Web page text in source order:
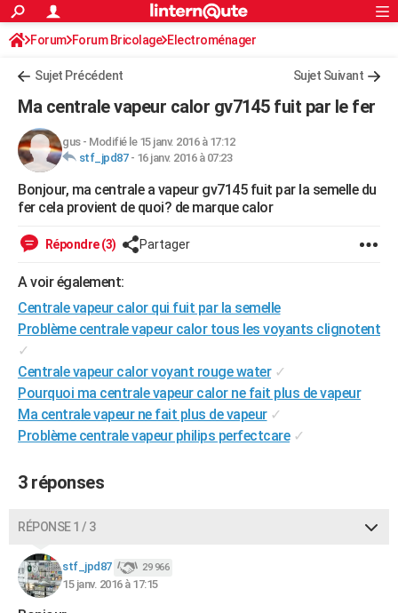
ACTUALITÉS
Politique
Société
Faits Divers
Education
Monde
Villes
+
FINANCE
Retraite
Impôts
Epargne
Immobilier
Risques naturels par ville
Banque
Assurance
Crédit
AUTO
Essais
Réserver un essai
Citadines
Berlines
SUV
Forum auto
+HIGH-TECH
Mobiles
Meilleur smartphone
Internet
Ordinateurs
Jeux vidéo
Guide high-tech
BRICOLAGE
WEEK-END
Guides de France
Escapades
Patrimoine
Expositions
Musées
Week-end nature
+LIFESTYLE
SANTE
Alimentation
Guide de la santé
Maladies
Médicaments
Sommeil
Destinations
City break
Voyage nature
Voyage de noces
Forum
Climat
PHOTO
BONS PLANS
CARTE DE VOEUX
Carte de Noël
Carte Bonne année
Carte Saint-Valentin
Carte Pâques
Carte d'anniversaire
DICTIONNAIRE
Dictionnaire
Biographies
Citations
Expressions
Proverbes
PROGRAMME TV
S'inscrire
Connexion
Forum Forum Bricolage Electroménager
Sujet Précédent Sujet Suivant
Ma centrale vapeur calor gv7145 fuit par le fer
gus- Modifié le 15 janv. 2016 à 17:12
stf_jpd87- 16 janv. 2016 à 07:23
Bonjour, ma centrale a vapeur gv7145 fuit par la semelle du
fer cela provient de quoi? de marque calor
Répondre (3) Partager
A voir également:
Centrale vapeur calor qui fuit par la semelle
Problème centrale vapeur calor tous les voyants clignotent
✓
Centrale vapeur calor voyant rouge water ✓
Pourquoi ma centrale vapeur calor ne fait plus de vapeur
Ma centrale vapeur ne fait plus de vapeur ✓
Problème centrale vapeur philips perfectcare ✓
3 réponses
RÉPONSE 1 / 3
stf_jpd87 29 966
15 janv. 2016 à 17:15